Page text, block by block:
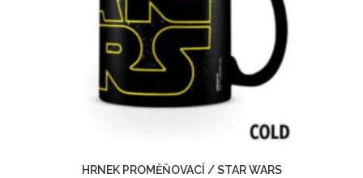
HRNEK PROMĚŇOVACÍ / STAR WARS